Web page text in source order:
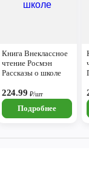
Книга Внеклассное
чтение Росмэн
Рассказы о школе
224.99 ₽/шт
Подробнее